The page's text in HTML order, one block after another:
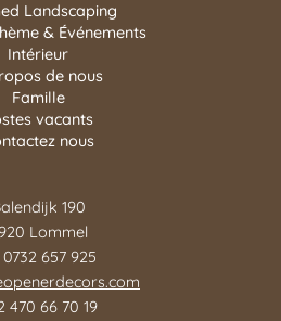
Landscaping
& Événements
Intérieur
de nous
Famille
vacants
nous
190
Lommel
0732 657 925
470 66 70 19